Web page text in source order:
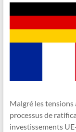
Malgré les
processus de
investissements